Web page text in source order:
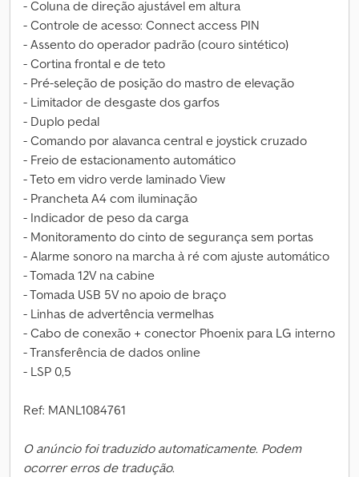
- Coluna de direção ajustável em altura
- Controle de acesso: Connect access PIN
- Assento do operador padrão (couro sintético)
- Cortina frontal e de teto
- Pré-seleção de posição do mastro de elevação
- Limitador de desgaste dos garfos
- Duplo pedal
- Comando por alavanca central e joystick cruzado
- Freio de estacionamento automático
- Teto em vidro verde laminado View
- Prancheta A4 com iluminação
- Indicador de peso da carga
- Monitoramento do cinto de segurança sem portas
- Alarme sonoro na marcha à ré com ajuste automático
- Tomada 12V na cabine
- Tomada USB 5V no apoio de braço
- Linhas de advertência vermelhas
- Cabo de conexão + conector Phoenix para LG interno
- Transferência de dados online
- LSP 0,5
Ref: MANL1084761
O anúncio foi traduzido automaticamente. Podem
ocorrer erros de tradução.